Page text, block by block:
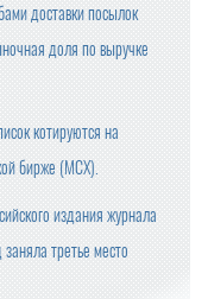
доставки посылок
доля по выручке
котируются на
бирже (MCX).
издания журнала
третье место